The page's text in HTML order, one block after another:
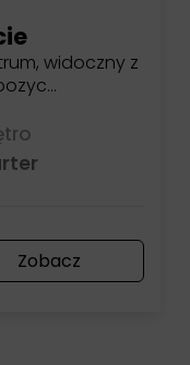
widoczny z
Zobacz